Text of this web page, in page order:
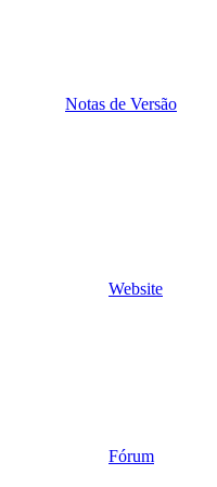
Notas de Versão
Website
Fórum